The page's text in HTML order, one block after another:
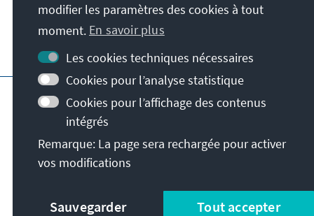
Contact
Autres offres de la fondation
Impressum
Protection des données
Conditions d'utilisation
Déclaration d'accessibilité
Plan du site
© Konrad-Adenauer-Stiftung e.V. 2026
modifier les paramètres des cookies à tout
moment. En savoir plus
Les cookies techniques nécessaires
Cookies pour l’analyse statistique
Cookies pour l’affichage des contenus
intégrés
Remarque: La page sera rechargée pour activer
vos modifications
Sauvegarder Tout accepter